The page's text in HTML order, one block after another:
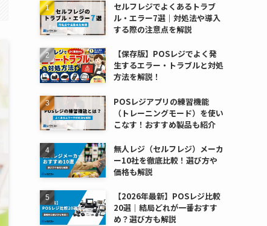
セルフレジでよくあるトラブ
ル・エラー7選｜対処法や導入
する際の注意点を解説
【保存版】POSレジでよく発
生するエラー・トラブルと対処
方法を解説！
POSレジアプリの練習機能
（トレーニングモード）を使い
こなす！おすすめ製品も紹介
無人レジ（セルフレジ）メーカ
ー10社を徹底比較！選び方や
価格も解説
【2026年最新】POSレジ比較
20選｜結局どれが一番おすす
め？選び方も解説